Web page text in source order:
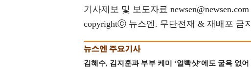
기사제보 및 보도자료 newsen@newsen.com
copyrightⓒ 뉴스엔. 무단전재 & 재배포 금지
김혜수, 김지훈과 부부 케미 ‘얼빡샷’에도 굴욕 없어